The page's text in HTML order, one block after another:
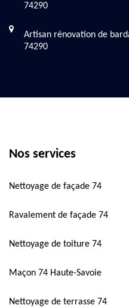
74290
Artisan rénovation de
74290
Nos services
Nettoyage de façade 74
Ravalement de façade 74
Nettoyage de toiture 74
Maçon 74 Haute-Savoie
Nettoyage de terrasse 74